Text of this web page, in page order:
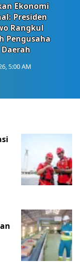
Ekonomi
Presiden
Rangkul
Pengusaha
5:00 AM